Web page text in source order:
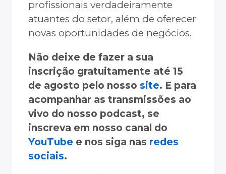
profissionais verdadeiramente
atuantes do setor, além de oferecer
novas oportunidades de negócios.
Não deixe de fazer a sua
inscrição gratuitamente até 15
de agosto pelo nosso site. E para
acompanhar as transmissões ao
vivo do nosso podcast, se
inscreva em nosso canal do
YouTube e nos siga nas redes
sociais.